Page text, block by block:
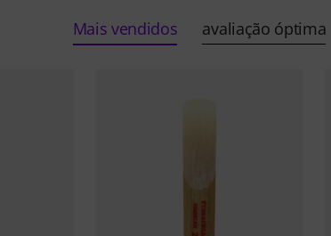
Mais vendidos avaliação óptima